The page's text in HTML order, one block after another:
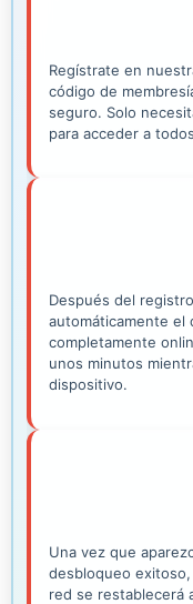
Regístrate en
código de
seguro. Solo
para acceder a
Después del
automáticamente el
completamente
unos minutos
dispositivo.
Una vez que
desbloqueo
red se restablecerá